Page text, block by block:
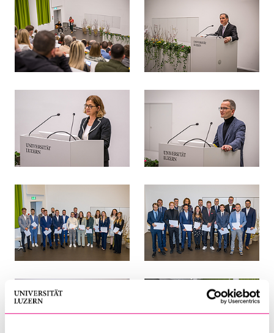
Course catalogue
Library
Sports programme
Application and Admission